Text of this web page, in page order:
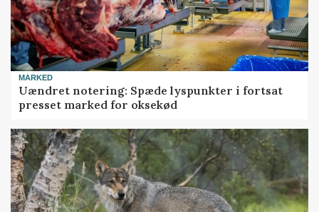
MARKED
Uændret notering: Spæde lyspunkter i fortsat
presset marked for oksekød